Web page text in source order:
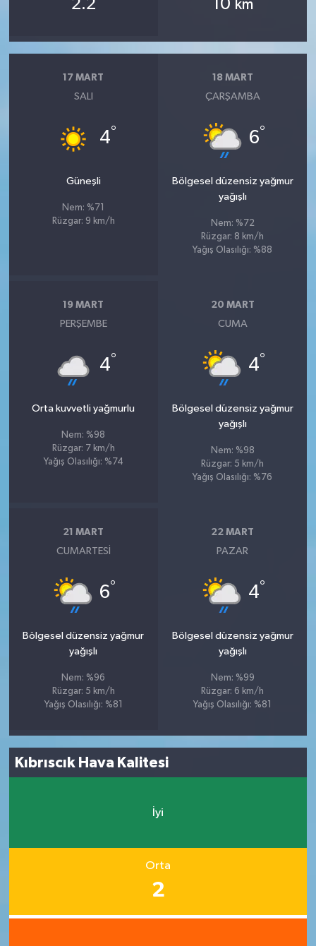
2.2 10 km
17 MART
SALI
4°
Güneşli
Nem: %71
Rüzgar: 9 km/h
18 MART
ÇARŞAMBA
6°
Bölgesel düzensiz yağmur
yağışlı
Nem: %72
Rüzgar: 8 km/h
Yağış Olasılığı: %88
19 MART
PERŞEMBE
4°
Orta kuvvetli yağmurlu
Nem: %98
Rüzgar: 7 km/h
Yağış Olasılığı: %74
20 MART
CUMA
4°
Bölgesel düzensiz yağmur
yağışlı
Nem: %98
Rüzgar: 5 km/h
Yağış Olasılığı: %76
21 MART
CUMARTESI
6°
Bölgesel düzensiz yağmur
yağışlı
Nem: %96
Rüzgar: 5 km/h
Yağış Olasılığı: %81
22 MART
PAZAR
4°
Bölgesel düzensiz yağmur
yağışlı
Nem: %99
Rüzgar: 6 km/h
Yağış Olasılığı: %81
Kıbrıscık Hava Kalitesi
İyi
Orta
2